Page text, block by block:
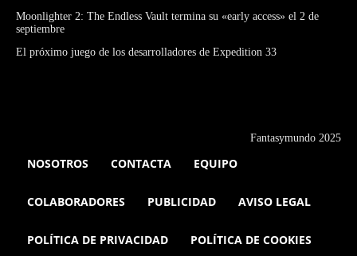
Moonlighter 2: The Endless Vault termina su «early access» el 2 de
septiembre
El próximo juego de los desarrolladores de Expedition 33
Fantasymundo 2025
NOSOTROS CONTACTA EQUIPO
COLABORADORES PUBLICIDAD AVISO LEGAL
POLÍTICA DE PRIVACIDAD POLÍTICA DE COOKIES